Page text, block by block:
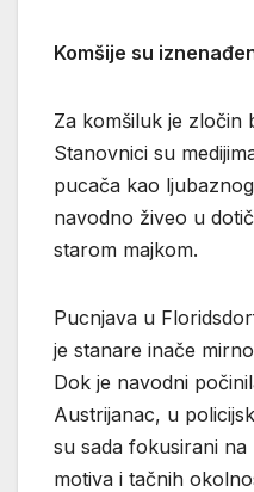
Komšije su
Za komšiluk je zločin
Stanovnici su
pucača kao
navodno živeo u
starom majkom.
Pucnjava u
je stanare inače
Dok je navodni
Austrijanac, u
su sada fokusirani
motiva i tačnih